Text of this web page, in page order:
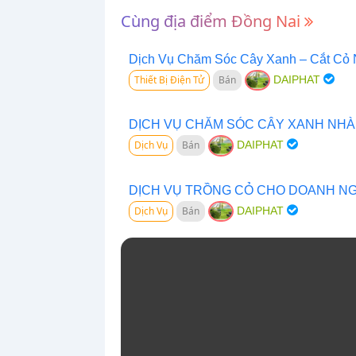
Cùng địa điểm Đồng Nai
Dịch Vụ Chăm Sóc Cây Xanh – Cắt
Thiết Bị Điện Tử
Bán DAIPHAT
DỊCH VỤ CHĂM SÓC CÂY XANH
Dịch Vụ
Bán DAIPHAT
DỊCH VỤ TRỒNG CỎ CHO DOANH
Dịch Vụ
Bán DAIPHAT